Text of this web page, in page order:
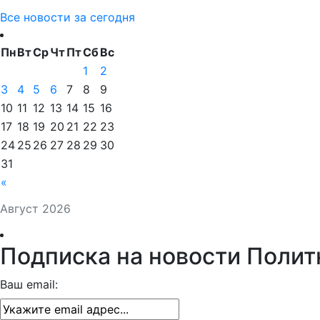
Все новости за сегодня
Август 2026
ПнВтСрЧтПтСбВс
«
1
2
3
4 5 6 7 8
9
10 11 12 13 14 15 16
17 18 19 20 21 22 23
24 25 26 27 28 29 30
31
Подписка на новости
Ваш email: